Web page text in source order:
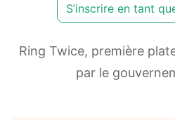
S’inscrire en tant
Ring Twice, première
par le